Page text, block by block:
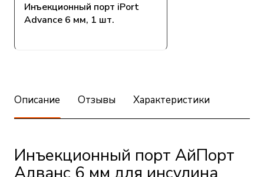
Инъекционный порт iPort
Advance 6 мм, 1 шт.
Описание Отзывы Характеристики
Инъекционный порт АйПорт